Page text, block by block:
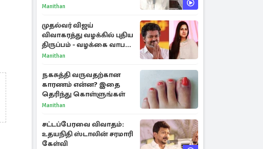
ஸ்டாலின் பதிலடி
Manithan
முதல்வர் விஜய்
விவாகரத்து வழக்கில் புதிய
திருப்பம் - வழக்கை வாபஸ்
பெற்ற சங்கீதா!
Manithan
நகசுத்தி வருவதற்கான
காரணம் என்ன? இதை
தெரிந்து கொள்ளுங்கள்
Manithan
சட்டப்பேரவை விவாதம்:
உதயநிதி ஸ்டாலின் சரமாரி
கேள்வி